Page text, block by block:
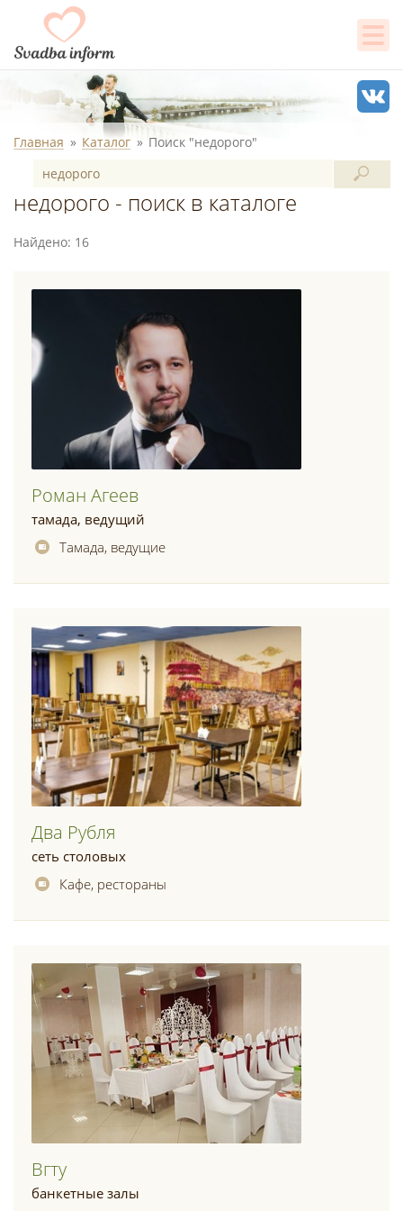
Главная Каталог Поиск "недорого"
недорого - поиск в каталоге
Найдено: 16
Роман Агеев
тамада, ведущий
Тамада, ведущие
Два Рубля
сеть столовых
Кафе, рестораны
Вгту
банкетные залы